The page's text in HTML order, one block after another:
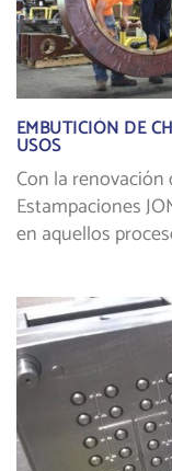
EMBUTICIÓN DE
USOS
Con la
Estampaciones
en aquellos